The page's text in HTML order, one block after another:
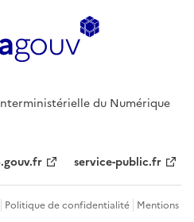
du Numérique
service-public.fr
Politique de confidentialité Mentions